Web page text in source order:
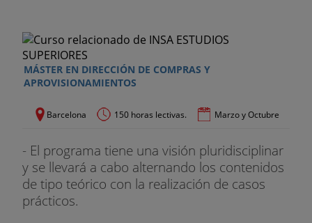
9. Informática de gestión y gestión de
personal.
El Sistema de Gestión de Minas (LMS)
Integración de sistemas de radiofrecuencia y SGA
MecaluxEasySoftware Gestión de Almacenes
Los gestos personales en almacén
10. Seguridad e higiene en el almacén
MÁSTER EN DIRECCIÓN DE COMPRAS Y
APROVISIONAMIENTOS
Barcelona 150 horas lectivas. Marzo y Octubre
- El programa tiene una visión pluridisciplinar
y se llevará a cabo alternando los contenidos
de tipo teórico con la realización de casos
prácticos.